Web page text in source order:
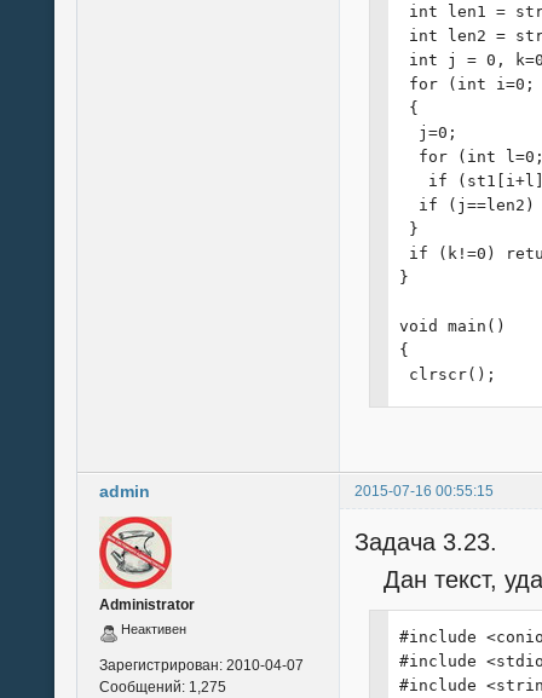
int len1 =
int len2 =
int j = 0,
for (int i=0;
{
  j=0;
for (int
if
if (j==len2)
}
if (k!=0)
}
void main()
{
clrscr();
while (d < 0)
{
scanf("%s",
}
printf("Слово
}
admin 2015-07-16 00:55:15
Administrator
Неактивен
Зарегистрирован: 2010-04-07
Сообщений: 1,275
Задача 3.23.
Дан текст,
#include
#include
#include